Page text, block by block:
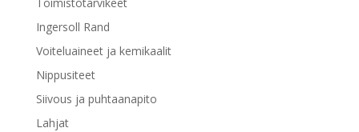
Toimistotarvikeet
Ingersoll Rand
Voiteluaineet ja kemikaalit
Nippusiteet
Siivous ja puhtaanapito
Lahjat